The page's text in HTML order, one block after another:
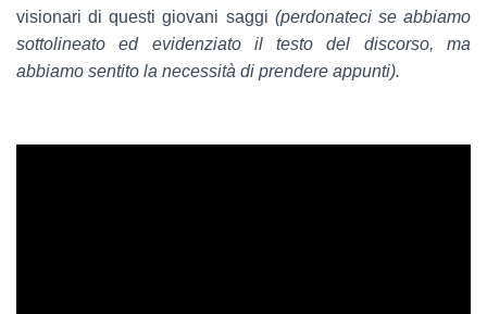
visionari di questi giovani saggi (perdonateci se abbiamo
sottolineato ed evidenziato il testo del discorso, ma
abbiamo sentito la necessità di prendere appunti).